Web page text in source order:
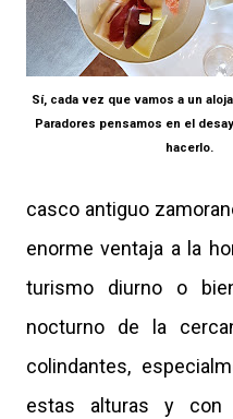
Sí, cada vez que vamos a un
Paradores pensamos en el
hacerlo.
casco antiguo
enorme ventaja a la
turismo diurno o
nocturno de la
colindantes,
estas alturas y